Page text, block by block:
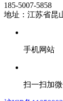
185-5007-5858
地址：江苏省昆
手机网站
扫一扫加